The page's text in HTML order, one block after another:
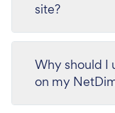
site?
Why should I
on my